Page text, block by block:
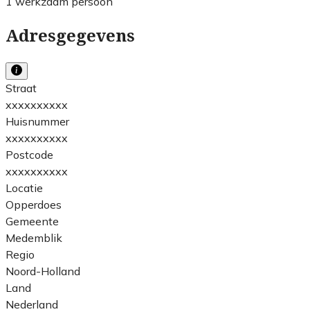
Adresgegevens
Straat
xxxxxxxxxx
Huisnummer
xxxxxxxxxx
Postcode
xxxxxxxxxx
Locatie
Opperdoes
Gemeente
Medemblik
Regio
Noord-Holland
Land
Nederland